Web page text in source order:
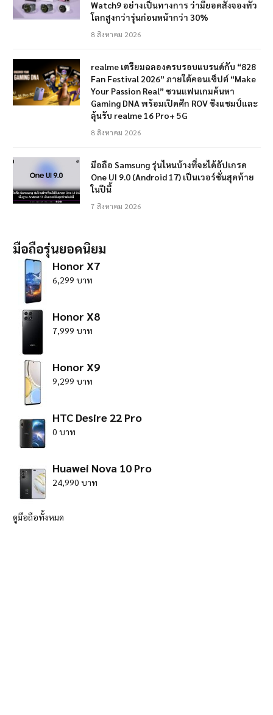
Watch9 อย่างเป็นทางการ ว่ามียอดสั่งจองทั่ว
โลกสูงกว่ารุ่นก่อนหน้ากว่า 30%
8 สิงหาคม 2026
realme เตรียมฉลองครบรอบแบรนด์กับ “828
Fan Festival 2026” ภายใต้คอนเซ็ปต์ “Make
Your Passion Real” ชวนแฟนเกมค้นหา
Gaming DNA พร้อมเปิดศึก ROV ชิงแชมป์และ
ลุ้นรับ realme 16 Pro+ 5G
8 สิงหาคม 2026
มือถือ Samsung รุ่นไหนบ้างที่จะได้อัปเกรด
One UI 9.0 (Android 17) เป็นเวอร์ชั่นสุดท้าย
ในปีนี้
7 สิงหาคม 2026
มือถือรุ่นยอดนิยม
Honor X7
6,299 บาท
Honor X8
7,999 บาท
Honor X9
9,299 บาท
HTC Desire 22 Pro
0 บาท
Huawei Nova 10 Pro
24,990 บาท
ดูมือถือทั้งหมด